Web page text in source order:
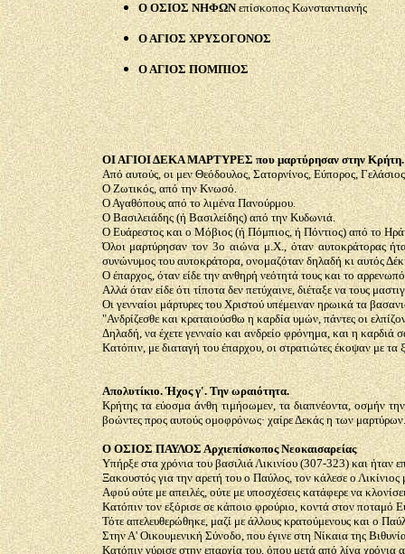
Ο ΟΣΙΟΣ ΝΗΦΩΝεπίσκοπος Κωνσταντιανής
Ο ΑΓΙΟΣ ΧΡΥΣΟΓΟΝΟΣ
Ο ΑΓΙΟΣ ΠΟΜΠΙΟΣ
ΟΙ ΑΓΙΟΙ ΔΕΚΑ ΜΑΡΤΥΡΕΣ που μαρτύρησαν στην Κρήτη.
Από αυτούς, οι μεν Θεόδουλος, Σατορνίνος, Εύπορος,
Ο Ζωτικός, από την Κνωσό.
Ο Αγαθόπους από το λιμένα Πανούρμου.
Ο Βασιλειάδης (ή Βασιλείδης) από την Κυδωνιά.
Ο Ευάρεστος και ο Μόβιος (ή Πόμπιος, ή Πόντιος) από το
Όλοι μαρτύρησαν τον 3ο αιώνα μ.Χ., όταν αυτοκράτορας
συνώνυμος του αυτοκράτορα, ονομαζόταν δηλαδή κι αυτός
Ο έπαρχος, όταν είδε την ανθηρή νεότητά τους και το
Αλλά όταν είδε ότι τίποτα δεν πετύχαινε, διέταξε να τους
Οι γενναίοι μάρτυρες του Χριστού υπέμειναν ηρωικά τα
"Ανδρίζεσθε και κραταιούσθω η καρδία υμών, πάντες οι
Δηλαδή, να έχετε γενναίο και ανδρείο φρόνημα, και η καρδιά
Κατόπιν, με διαταγή του έπαρχου, οι στρατιώτες έκοψαν με τα
Απολυτίκιο. Ήχος γ'. Την ωραιότητα.
Κρήτης τα εύοσμα άνθη τιμήοωμεν, τα διαπνέοντα, οσμήν
βοώντες προς αυτούς ομοφρόνως· χαίρε Δεκάς η των μαρτύρων.
Ο ΟΣΙΟΣ ΠΑΥΛΟΣ Αρχιεπίσκοπος Νεοκαισαρείας
Υπήρξε στα χρόνια του βασιλιά Λικινίου (307-323) και ήταν
Ξακουστός για την αρετή του ο Παύλος, τον κάλεσε ο Λικίνιος
Αφού ούτε με απειλές, ούτε με υποσχέσεις κατάφερε να
Κατόπιν τον εξόρισε σε κάποιο φρούριο, κοντά στον ποταμό
Τότε απελευθερώθηκε, μαζί με άλλους κρατούμενους και ο
Στην Α' Οικουμενική Σύνοδο, που έγινε στη Νίκαια της
Κατόπιν γύρισε στην επαρχία του, όπου μετά από λίγα χρόνια